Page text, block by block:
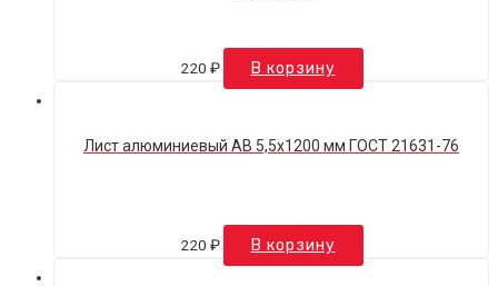
220 ₽ В корзину
Лист алюминиевый АВ 5,5х1200 мм ГОСТ 21631-76
220 ₽ В корзину